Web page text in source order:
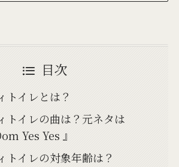
目次
トイレとは？
トイレの曲は？元ネタは
Yes Yes 』
トイレの対象年齢は？